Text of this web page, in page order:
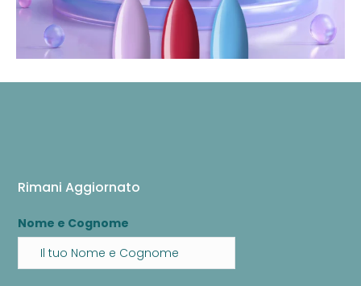
Rimani Aggiornato
Nome e Cognome